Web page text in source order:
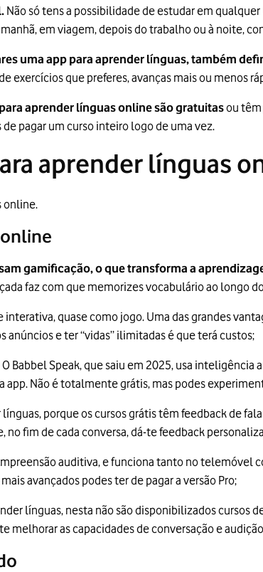
Não só tens a possibilidade de estudar em
em viagem, depois do trabalho ou à noite,
uma app para aprender línguas, também
exercícios que preferes, avanças mais ou menos
aprender línguas online são gratuitasou
pagar um curso inteiro logo de uma vez.
aprender línguas
online.
gamificação, o que transforma a
faz com que memorizes vocabulário ao longo
quase como jogo. Uma das grandes
anúncios e ter “vidas” ilimitadas é que terá custos;
Babbel Speak, que saiu em 2025, usa inteligência
app. Não é totalmente grátis, mas podes
porque os cursos grátis têm feedback de
fim de cada conversa, dá-te feedback
auditiva, e funciona tanto no telemóvel
avançados podes ter de pagar a versão Pro;
línguas, nesta não são disponibilizados cursos
melhorar as capacidades de conversação e